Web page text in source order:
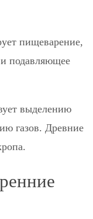
пищеварение,
подавляющее
выделению
газов. Древние